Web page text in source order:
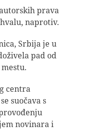
prava
naprotiv.
Srbija je u
pad od
centra
suočava s
novinara i